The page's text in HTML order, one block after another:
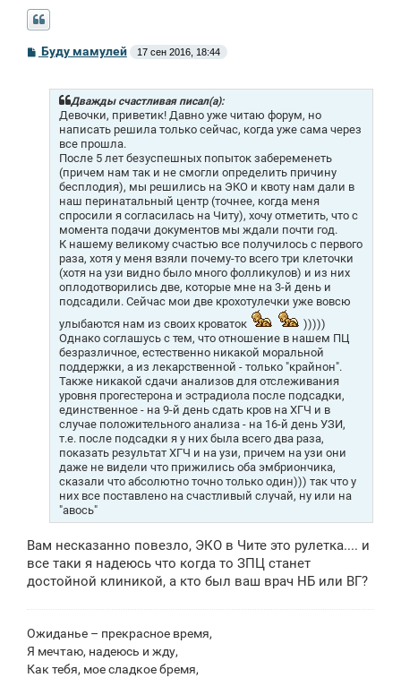
СБуду мамулей 17 сен 2016, 18:44
Дважды счастливая писал(а):
Девочки, приветик! Давно уже читаю форум, но
написать решила только сейчас, когда уже сама через
все прошла.
После 5 лет безуспешных попыток забеременеть
(причем нам так и не смогли определить причину
бесплодия), мы решились на ЭКО и квоту нам дали в
наш перинатальный центр (точнее, когда меня
спросили я согласилась на Читу), хочу отметить, что с
момента подачи документов мы ждали почти год.
К нашему великому счастью все получилось с первого
раза, хотя у меня взяли почему-то всего три клеточки
(хотя на узи видно было много фолликулов) и из них
оплодотворились две, которые мне на 3-й день и
подсадили. Сейчас мои две крохотулечки уже вовсю
улыбаются нам из своих кроваток
)))))
Однако соглашусь с тем, что отношение в нашем ПЦ
безразличное, естественно никакой моральной
поддержки, а из лекарственной - только "крайнон".
Также никакой сдачи анализов для отслеживания
уровня прогестерона и эстрадиола после подсадки,
единственное - на 9-й день сдать кров на ХГЧ и в
случае положительного анализа - на 16-й день УЗИ,
т.е. после подсадки я у них была всего два раза,
показать результат ХГЧ и на узи, причем на узи они
даже не видели что прижились оба эмбриончика,
сказали что абсолютно точно только один))) так что у
них все поставлено на счастливый случай, ну или на
"авось"
Вам несказанно повезло, ЭКО в Чите это рулетка.... и
все таки я надеюсь что когда то ЗПЦ станет
достойной клиникой, а кто был ваш врач НБ или ВГ?
Ожиданье – прекрасное время,
Я мечтаю, надеюсь и жду,
Как тебя, мое сладкое бремя,